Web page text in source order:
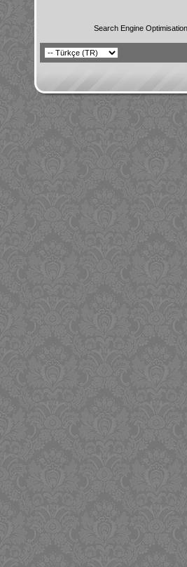
Search Engine